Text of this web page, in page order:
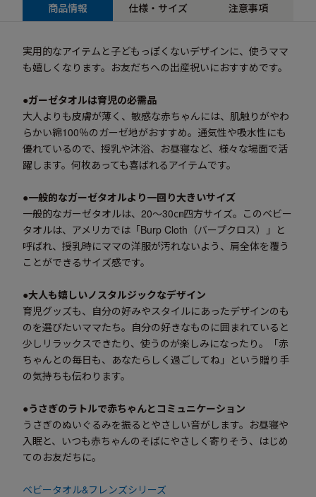
商品情報 仕様・サイズ 注意事項
実用的なアイテムと子どもっぽくないデザインに、使うママ
も嬉しくなります。お友だちへの出産祝いにおすすめです。
●ガーゼタオルは育児の必需品
大人よりも皮膚が薄く、敏感な赤ちゃんには、肌触りがやわ
らかい綿100％のガーゼ地がおすすめ。通気性や吸水性にも
優れているので、授乳や沐浴、お昼寝など、様々な場面で活
躍します。何枚あっても喜ばれるアイテムです。
●一般的なガーゼタオルより一回り大きいサイズ
一般的なガーゼタオルは、20～30㎝四方サイズ。このベビー
タオルは、アメリカでは「Burp Cloth（バープクロス）」と
呼ばれ、授乳時にママの洋服が汚れないよう、肩全体を覆う
ことができるサイズ感です。
●大人も嬉しいノスタルジックなデザイン
育児グッズも、自分の好みやスタイルにあったデザインのも
のを選びたいママたち。自分の好きなものに囲まれていると
少しリラックスできたり、使うのが楽しみになったり。「赤
ちゃんとの毎日も、あなたらしく過ごしてね」という贈り手
の気持ちも伝わります。
●うさぎのラトルで赤ちゃんとコミュニケーション
うさぎのぬいぐるみを振るとやさしい音がします。お昼寝や
入眠と、いつも赤ちゃんのそばにやさしく寄りそう、はじめ
てのお友だちに。
ベビータオル&フレンズシリーズ